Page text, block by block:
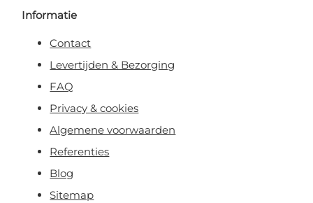
Informatie
Contact
Levertijden & Bezorging
FAQ
Privacy & cookies
Algemene voorwaarden
Referenties
Blog
Sitemap